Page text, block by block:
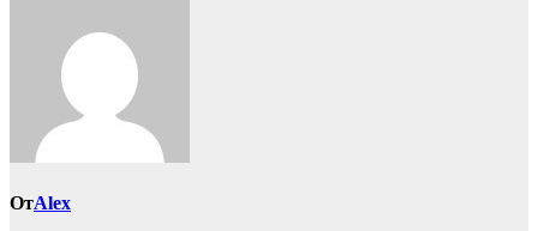
ОтAlex